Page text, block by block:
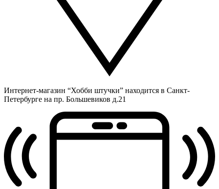
Интернет-магазин “Хобби штучки” находится в Санкт-
Петербурге на пр. Большевиков д.21